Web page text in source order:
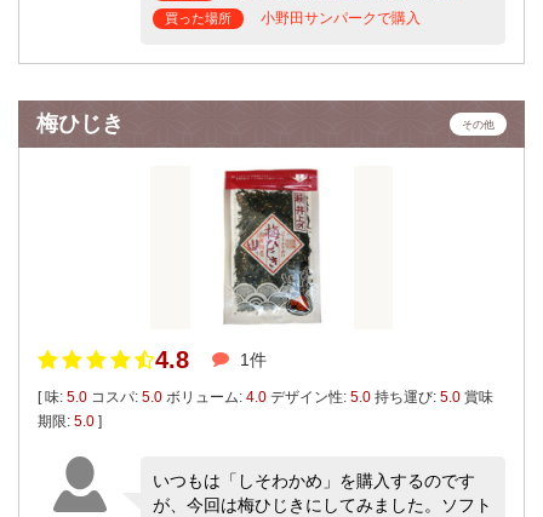
買った場所 小野田サンパークで購入
梅ひじき その他
4.8 1件
[ 味: 5.0 コスパ: 5.0 ボリューム: 4.0 デザイン性: 5.0 持ち運び: 5.0 賞味
期限: 5.0 ]
いつもは「しそわかめ」を購入するのです
が、今回は梅ひじきにしてみました。ソフト